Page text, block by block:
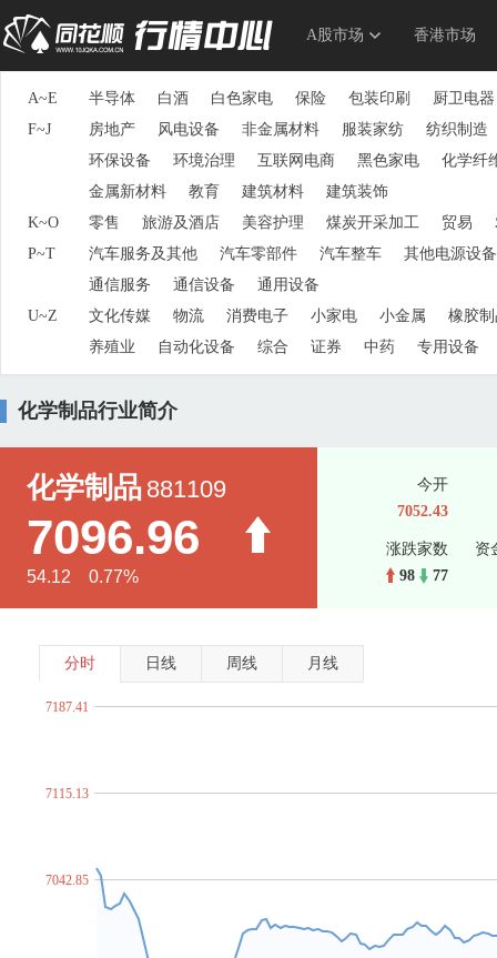
A股市场 香港市场
A~E 半导体 白酒 白色家电 保险 包装印刷
厨卫电器
F~J
房地产 风电设备 非金属材料 服装家纺
纺织制造
环保设备
环境治理 互联网电商 黑色家电
化学纤
金属新材料
教育 建筑材料
建筑装饰
K~O
零售 旅游及酒店 美容护理 煤炭开采加工 贸易
P~T
汽车服务及其他 汽车零部件 汽车整车
其他电源设备
通信服务
通信设备
通用设备
U~Z
文化传媒 物流 消费电子 小家电 小金属
橡胶
养殖业
自动化设备 综合 证券 中药 专用设备
化学制品行业简介
化学制品 881109
7096.96
54.12 0.77%
今开
7052.43
涨跌家数
98
77
资
分时 日线 周线 月线
7042.85
7115.13
7187.41